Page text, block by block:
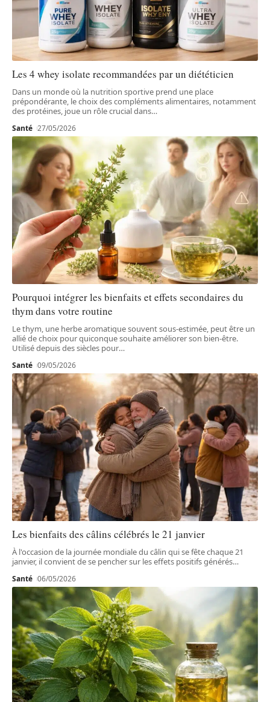
Les 4 whey isolate recommandées par un diététicien
Dans un monde où la nutrition sportive prend une place
prépondérante, le choix des compléments alimentaires, notamment
des protéines, joue un rôle crucial dans…
Santé 27/05/2026
Pourquoi intégrer les bienfaits et effets secondaires du
thym dans votre routine
Le thym, une herbe aromatique souvent sous-estimée, peut être un
allié de choix pour quiconque souhaite améliorer son bien-être.
Utilisé depuis des siècles pour…
Santé 09/05/2026
Les bienfaits des câlins célébrés le 21 janvier
À l'occasion de la journée mondiale du câlin qui se fête chaque 21
janvier, il convient de se pencher sur les effets positifs générés…
Santé 06/05/2026